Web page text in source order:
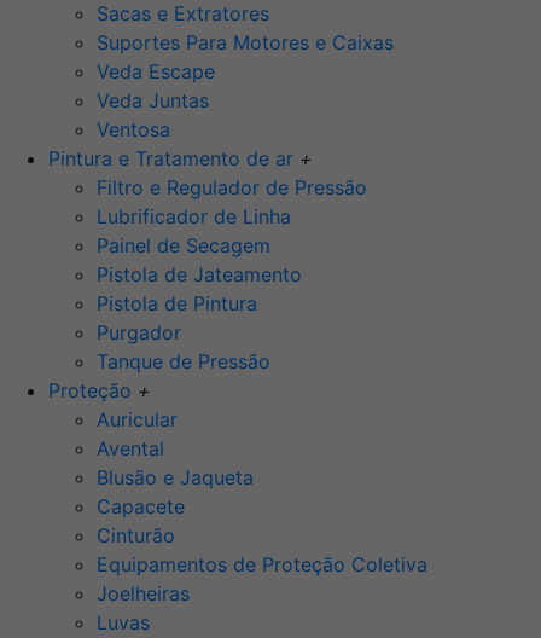
Sacas e Extratores
Suportes Para Motores e Caixas
Veda Escape
Veda Juntas
Ventosa
Pintura e Tratamento de ar +
Filtro e Regulador de Pressão
Lubrificador de Linha
Painel de Secagem
Pistola de Jateamento
Pistola de Pintura
Purgador
Tanque de Pressão
Proteção +
Auricular
Avental
Blusão e Jaqueta
Capacete
Cinturão
Equipamentos de Proteção Coletiva
Joelheiras
Luvas